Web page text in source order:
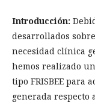
Introducción:
desarrollados
necesidad clínica
hemos realizado
tipo FRISBEE para
generada